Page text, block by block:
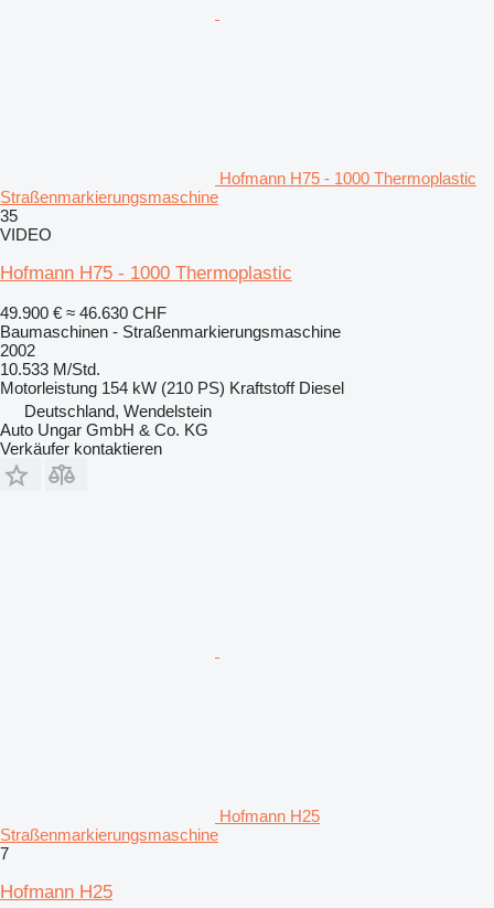
Hofmann H75 - 1000 Thermoplastic
Straßenmarkierungsmaschine
35
VIDEO
Hofmann H75 - 1000 Thermoplastic
49.900 € ≈ 46.630 CHF
Baumaschinen - Straßenmarkierungsmaschine
2002
10.533 M/Std.
Motorleistung 154 kW (210 PS) Kraftstoff Diesel
Deutschland, Wendelstein
Auto Ungar GmbH & Co. KG
Verkäufer kontaktieren
Hofmann H25
Straßenmarkierungsmaschine
7
Hofmann H25